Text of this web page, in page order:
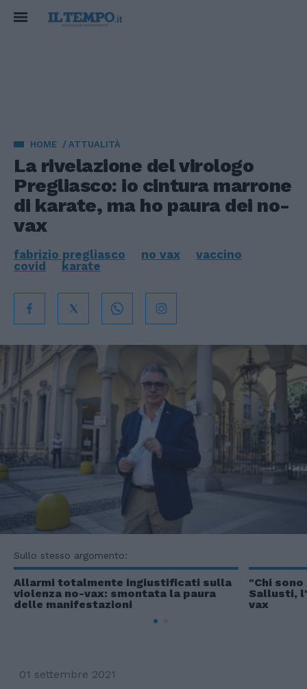
HOME ATTUALITÀ
La rivelazione del virologo
Pregliasco: io cintura marrone
di karate, ma ho paura dei no-
vax
fabrizio pregliasco no vax
vaccino
covid
karate
Sullo stesso argomento:
Allarmi totalmente ingiustificati sulla
violenza no-vax: smontata la paura
delle manifestazioni
"Chi sono
Sallusti,
vax
01 settembre 2021